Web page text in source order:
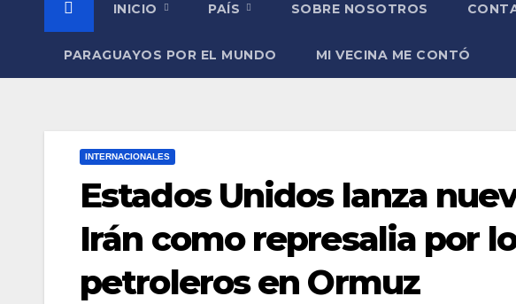
INICIO PAÍS SOBRE NOSOTROS
PARAGUAYOS POR EL MUNDO MI VECINA ME CONTÓ
INTERNACIONALES
Estados Unidos lanza
Irán como represalia por
petroleros en Ormuz